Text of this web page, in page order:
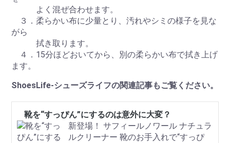
よく混ぜ合わせます。
３．柔らかい布に少量とり、汚れやシミの様子を見な
がら
拭き取ります。
４．15分ほどおいてから、別の柔らかい布で拭き上げ
ます。
ShoesLife-シューズライフの関連記事もご覧ください。
靴を“すっぴん”にするのは意外に大変？
新登場！ サフィールノワール ナチュラ
ルクリーナー 靴のお手入れで“すっぴ